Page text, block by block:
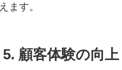
ます。
5. 顧客体験の向上